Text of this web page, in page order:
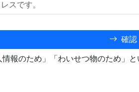
確認
情報のため」「わいせつ物のため」